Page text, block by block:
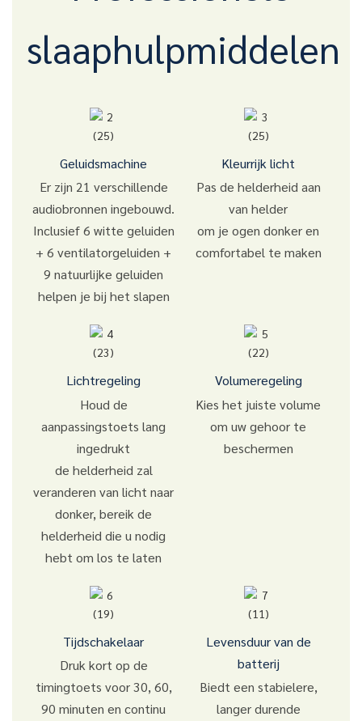
slaaphulpmiddelen
Geluidsmachine
Er zijn 21 verschillende
audiobronnen ingebouwd.
Inclusief 6 witte geluiden
+ 6 ventilatorgeluiden +
9 natuurlijke geluiden
helpen je bij het slapen
Kleurrijk licht
Pas de helderheid aan
van helder
om je ogen donker en
comfortabel te maken
Lichtregeling
Houd de
aanpassingstoets lang
ingedrukt
de helderheid zal
veranderen van licht naar
donker, bereik de
helderheid die u nodig
hebt om los te laten
Volumeregeling
Kies het juiste volume
om uw gehoor te
beschermen
Tijdschakelaar
Druk kort op de
timingtoets voor 30, 60,
90 minuten en continu
Levensduur van de
batterij
Biedt een stabielere,
langer durende